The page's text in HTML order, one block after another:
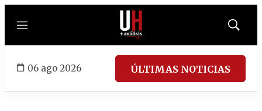
Menú
Mostrar
06 ago 2026 ÚLTIMAS NOTICIAS